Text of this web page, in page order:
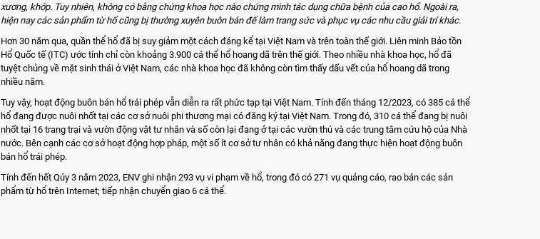
xương, khớp. Tuy nhiên, không có bằng chứng khoa học nào chứng minh tác dụng chữa bệnh của cao hổ. Ngoài ra,
hiện nay các sản phẩm từ hổ cũng bị thường xuyên buôn bán để làm trang sức và phục vụ các nhu cầu giải trí khác.
Hơn 30 năm qua, quần thể hổ đã bị suy giảm một cách đáng kể tại Việt Nam và trên toàn thế giới. Liên minh Bảo tồn
Hổ Quốc tế (ITC) ước tính chỉ còn khoảng 3.900 cá thể hổ hoang dã trên thế giới. Theo nhiều nhà khoa học, hổ đã
tuyệt chủng về mặt sinh thái ở Việt Nam, các nhà khoa học đã không còn tìm thấy dấu vết của hổ hoang dã trong
nhiều năm.
Tuy vậy, hoạt động buôn bán hổ trái phép vẫn diễn ra rất phức tạp tại Việt Nam. Tính đến tháng 12/2023, có 385 cá thể
hổ đang được nuôi nhốt tại các cơ sở nuôi phi thương mại có đăng ký tại Việt Nam. Trong đó, 310 cá thể đang bị nuôi
nhốt tại 16 trang trại và vườn động vật tư nhân và số còn lại đang ở tại các vườn thú và các trung tâm cứu hộ của Nhà
nước. Bên cạnh các cơ sở hoạt động hợp pháp, một số ít cơ sở tư nhân có khả năng đang thực hiện hoạt động buôn
bán hổ trái phép.
Tính đến hết Qúy 3 năm 2023, ENV ghi nhận 293 vụ vi phạm về hổ, trong đó có 271 vụ quảng cáo, rao bán các sản
phẩm từ hổ trên Internet; tiếp nhận chuyển giao 6 cá thể.